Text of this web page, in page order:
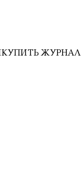
КУПИТЬ ЖУРНАЛ